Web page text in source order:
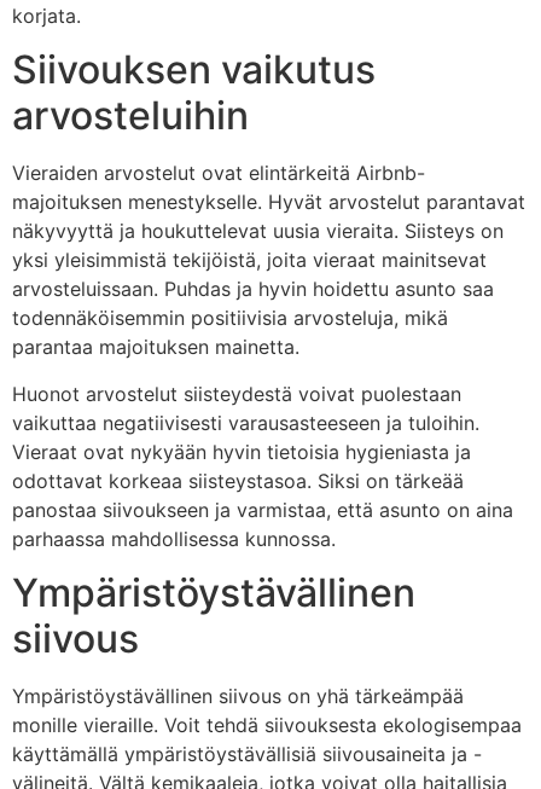
korjata.
Siivouksen vaikutus
arvosteluihin
Vieraiden arvostelut ovat elintärkeitä Airbnb-
majoituksen menestykselle. Hyvät arvostelut parantavat
näkyvyyttä ja houkuttelevat uusia vieraita. Siisteys on
yksi yleisimmistä tekijöistä, joita vieraat mainitsevat
arvosteluissaan. Puhdas ja hyvin hoidettu asunto saa
todennäköisemmin positiivisia arvosteluja, mikä
parantaa majoituksen mainetta.
Huonot arvostelut siisteydestä voivat puolestaan
vaikuttaa negatiivisesti varausasteeseen ja tuloihin.
Vieraat ovat nykyään hyvin tietoisia hygieniasta ja
odottavat korkeaa siisteystasoa. Siksi on tärkeää
panostaa siivoukseen ja varmistaa, että asunto on aina
parhaassa mahdollisessa kunnossa.
Ympäristöystävällinen
siivous
Ympäristöystävällinen siivous on yhä tärkeämpää
monille vieraille. Voit tehdä siivouksesta ekologisempaa
käyttämällä ympäristöystävällisiä siivousaineita ja -
välineitä. Vältä kemikaaleja, jotka voivat olla haitallisia